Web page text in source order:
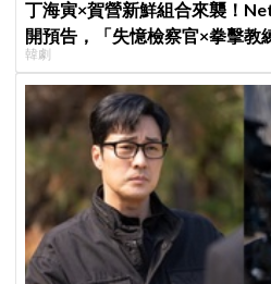
丁海寅×賀營新鮮組合來襲！
開預告，「失憶檢察官×拳擊教
居戀愛
韓劇